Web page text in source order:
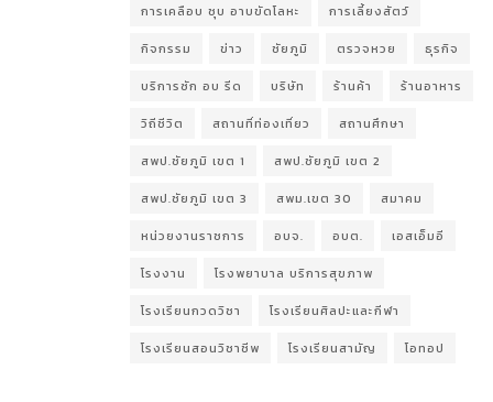
การเคลือบ ชุบ อาบขัดโลหะ การเลี้ยงสัตว์
กิจกรรม ข่าว ชัยภูมิ ตรวจหวย ธุรกิจ
บริการซัก อบ รีด บริษัท ร้านค้า ร้านอาหาร
วิถีชีวิต สถานที่ท่องเที่ยว สถานศึกษา
สพป.ชัยภูมิ เขต 1 สพป.ชัยภูมิ เขต 2
สพป.ชัยภูมิ เขต 3 สพม.เขต 30 สมาคม
หน่วยงานราชการ อบจ. อบต. เอสเอ็มอี
โรงงาน โรงพยาบาล บริการสุขภาพ
โรงเรียนกวดวิชา โรงเรียนศิลปะและกีฬา
โรงเรียนสอนวิชาชีพ โรงเรียนสามัญ โอทอป